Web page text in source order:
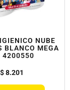
NUBE
BLANCO MEGA
4200550
$8.201